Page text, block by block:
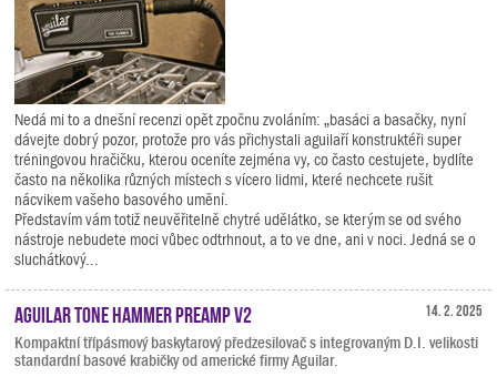
Nedá mi to a dnešní recenzi opět zpočnu zvoláním: „basáci a basačky, nyní
dávejte dobrý pozor, protože pro vás přichystali aguilaří konstruktéři super
tréningovou hračičku, kterou oceníte zejména vy, co často cestujete, bydlíte
často na několika různých místech s vícero lidmi, které nechcete rušit
nácvikem vašeho basového umění.
Představím vám totiž neuvěřitelně chytré udělátko, se kterým se od svého
nástroje nebudete moci vůbec odtrhnout, a to ve dne, ani v noci. Jedná se o
sluchátkový...
14. 2. 2025
Aguilar Tone Hammer Preamp V2
Kompaktní třípásmový baskytarový předzesilovač s integrovaným D.I. velikosti
standardní basové krabičky od americké firmy Aguilar.